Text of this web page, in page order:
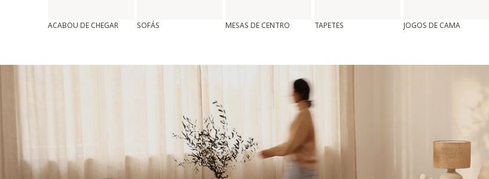
ACABOU DE CHEGAR SOFÁS MESAS DE CENTRO TAPETES JOGOS DE CAMA